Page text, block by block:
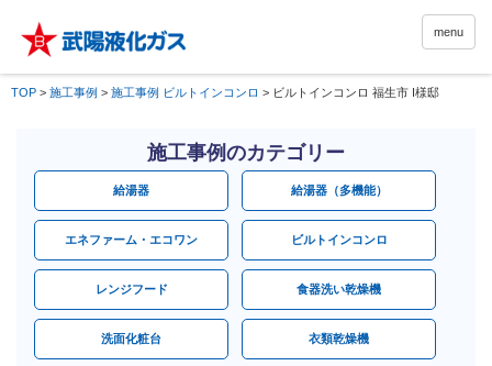
menu
TOP > 施工事例 > 施工事例 ビルトインコンロ > ビルトインコンロ 福生市 I様邸
施工事例のカテゴリー
給湯器 給湯器（多機能）
エネファーム・エコワン ビルトインコンロ
レンジフード 食器洗い乾燥機
洗面化粧台 衣類乾燥機